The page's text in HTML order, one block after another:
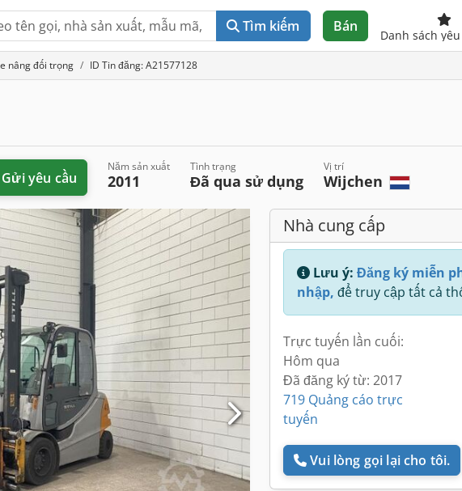
Tìm kiếm Bán
Danh sách
nâng đối trọng ID Tin đăng: A21577128
Gửi yêu cầu
Năm sản xuất
2011
Tình trạng
Đã qua sử dụng
Vị trí
Wijchen
Nhà cung cấp
Lưu ý: Đăng ký miễn
nhập, để truy cập tất cả
Trực tuyến lần cuối:
Hôm qua
Đã đăng ký từ: 2017
719 Quảng cáo trực
tuyến
Vui lòng gọi lại cho tôi.